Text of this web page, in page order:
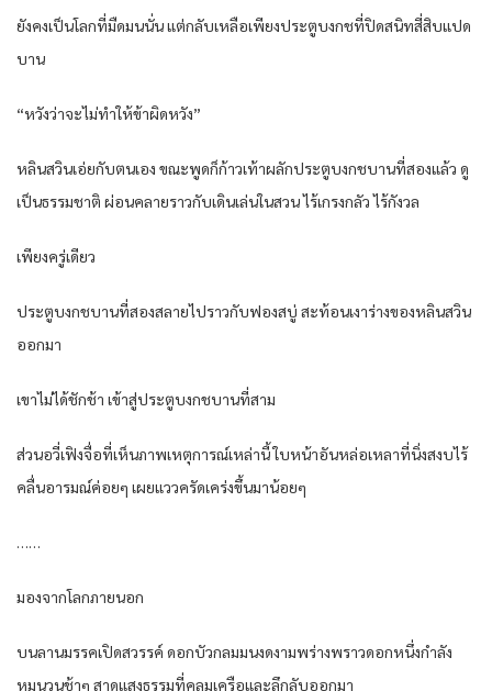
ยังคงเป็นโลกที่มืดมนนั่น แต่กลับเหลือเพียงประตูบงกชที่ปิดสนิทสี่สิบแปด
บาน
“หวังว่าจะไม่ทำให้ข้าผิดหวัง”
หลินสวินเอ่ยกับตนเอง ขณะพูดก็ก้าวเท้าผลักประตูบงกชบานที่สองแล้ว ดู
เป็นธรรมชาติ ผ่อนคลายราวกับเดินเล่นในสวน ไร้เกรงกลัว ไร้กังวล
เพียงครู่เดียว
ประตูบงกชบานที่สองสลายไปราวกับฟองสบู่ สะท้อนเงาร่างของหลินสวิน
ออกมา
เขาไม่ได้ชักช้า เข้าสู่ประตูบงกชบานที่สาม
ส่วนอวี่เฟิงจื่อที่เห็นภาพเหตุการณ์เหล่านี้ ใบหน้าอันหล่อเหลาที่นิ่งสงบไร้
คลื่นอารมณ์ค่อยๆ เผยแววครัดเคร่งขึ้นมาน้อยๆ
……
มองจากโลกภายนอก
บนลานมรรคเปิดสวรรค์ ดอกบัวกลมมนงดงามพร่างพราวดอกหนึ่งกำลัง
หมุนวนช้าๆ สาดแสงธรรมที่คลุมเครือและลึกลับออกมา